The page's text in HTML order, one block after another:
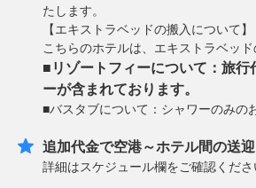
たします。
【エキストラベッドの搬入について】
こちらのホテルは、エキストラベッド
■リゾートフィーについて：旅行
ーが含まれております。
■バスタブについて：シャワーのみの
追加代金で空港～ホテル間の送
詳細はスケジュール欄をご確認くださ